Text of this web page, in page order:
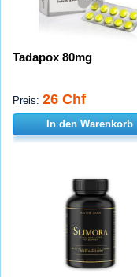
Tadapox 80mg
Preis: 26 Chf
In den Warenkorb